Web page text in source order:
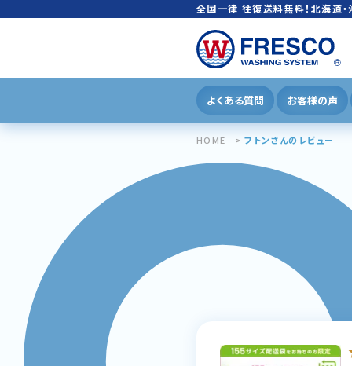
全国一律 往復送料無料！北海道・
よくある質問 お客様の声
HOME フトンさんのレビュー